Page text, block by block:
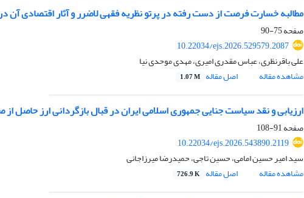
مطالبه خسارت فرصت از دست رفته در پرتو نظریه فقهی لاضرر و آثار اقتصادی آن
صفحه75-90
10.22034/ejs.2026.529579.2087
علی باقرنظری، عباس مقدری امیری، مهدی موحدی نیا
مشاهده مقاله
اصل مقاله 1.07 M
ارزیابی و نقد سیاست جنایی جمهوری اسلامی ایران در قبال بازگردانی ارز حاصل
صفحه91-108
10.22034/ejs.2026.543890.2119
سید امیر حسین امامی، حسین تاجی، حمیدرضا میرزاجانی
مشاهده مقاله
اصل مقاله 726.9 K